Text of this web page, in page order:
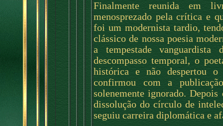
Finalmente reunida em
menosprezado pela crítica e
foi um modernista tardio,
clássico de nossa poesia
a tempestade
descompasso temporal, o
histórica e não despertou o
confirmou com a
solenemente ignorado.
dissolução do círculo de
seguiu carreira diplomática e